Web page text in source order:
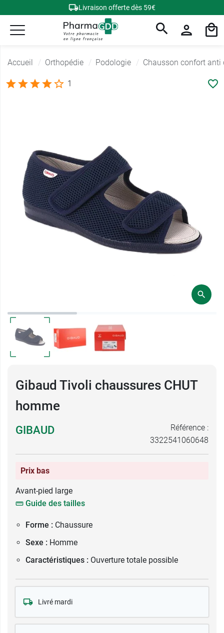
Livraison offerte dès 59€
Accueil Orthopédie Podologie Chausson confort anti
1
Gibaud Tivoli chaussures CHUT
homme
GIBAUD
Référence :
3322541060648
Prix bas
Avant-pied large
Guide des tailles
Forme : Chaussure
Sexe : Homme
Caractéristiques : Ouverture totale possible
Livré mardi